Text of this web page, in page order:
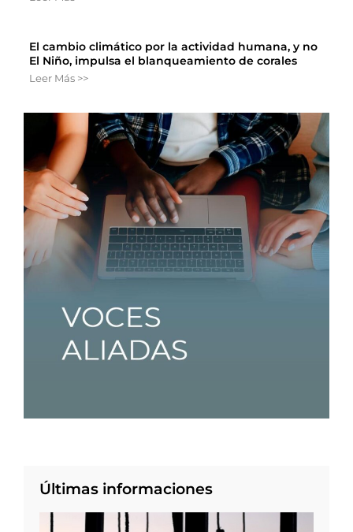
El cambio climático por la actividad humana, y no
El Niño, impulsa el blanqueamiento de corales
Leer Más >>
Últimas informaciones